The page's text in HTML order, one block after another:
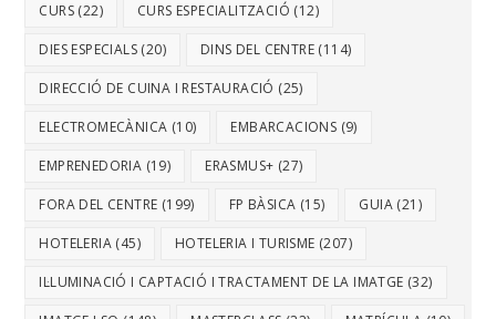
CURS (22) CURS ESPECIALITZACIÓ (12)
DIES ESPECIALS (20) DINS DEL CENTRE (114)
DIRECCIÓ DE CUINA I RESTAURACIÓ (25)
ELECTROMECÀNICA (10) EMBARCACIONS (9)
EMPRENEDORIA (19) ERASMUS+ (27)
FORA DEL CENTRE (199) FP BÀSICA (15) GUIA (21)
HOTELERIA (45) HOTELERIA I TURISME (207)
IL·LUMINACIÓ I CAPTACIÓ I TRACTAMENT DE LA IMATGE (32)